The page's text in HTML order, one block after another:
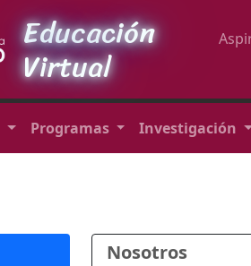
Educación
Virtual
Programas Investigación
Nosotros